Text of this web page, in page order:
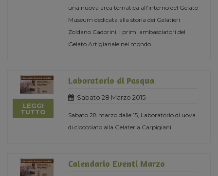
una nuova area tematica all'interno del Gelato
Museum dedicata alla storia dei Gelatieri
Zoldano Cadorini, i primi ambasciatori del
Gelato Artigianale nel mondo
LEGGI
TUTTO
Laboratorio di Pasqua
Sabato 28 Marzo 2015
Sabato 28 marzo dalle 15, Laboratorio di uova
di cioccolato alla Gelateria Carpigiani
Calendario Eventi Marzo